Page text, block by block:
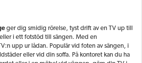
ger dig smidig rörelse, tyst drift av en TV up till
i ett fotstöd till sängen. Med en
upp ur lådan. Populär vid foten av sängen, i
eller vid din soffa. På kontoret kan du ha